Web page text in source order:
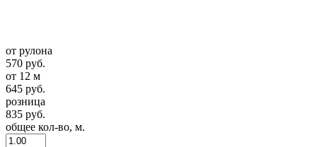
от рулона
570 руб.
от 12 м
645 руб.
розница
835 руб.
общее кол-во, м.